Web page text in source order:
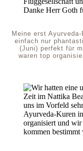
Meine erst
einfach nur
(Juni) perfekt für
waren top